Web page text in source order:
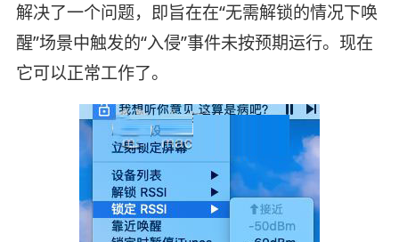
解决了一个问题，即旨在在“无需解锁的情况下唤
醒”场景中触发的“入侵”事件未按预期运行。现在
它可以正常工作了。